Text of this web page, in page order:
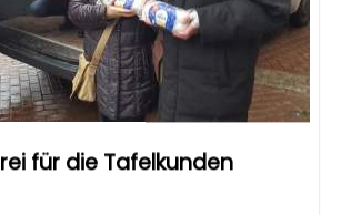
für die Tafelkunden